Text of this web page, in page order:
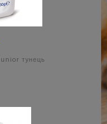
тунець